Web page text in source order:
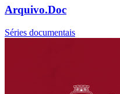
Arquivo.Doc
Séries documentais